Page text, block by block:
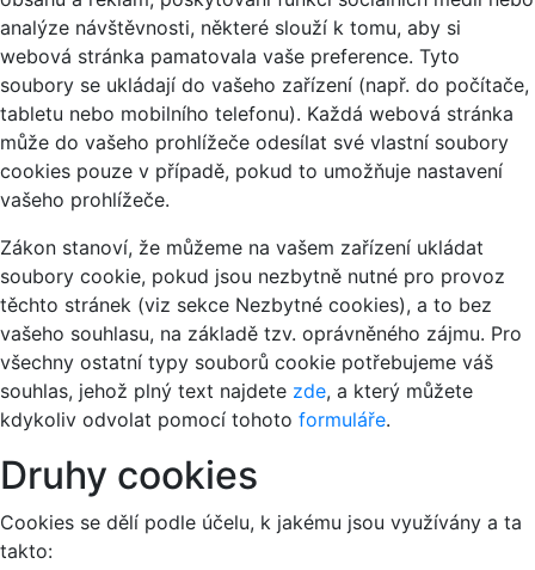
analýze návštěvnosti, některé slouží k tomu, aby si
webová stránka pamatovala vaše preference. Tyto
soubory se ukládají do vašeho zařízení (např. do počítače,
tabletu nebo mobilního telefonu). Každá webová stránka
může do vašeho prohlížeče odesílat své vlastní soubory
cookies pouze v případě, pokud to umožňuje nastavení
vašeho prohlížeče.
Zákon stanoví, že můžeme na vašem zařízení ukládat
soubory cookie, pokud jsou nezbytně nutné pro provoz
těchto stránek (viz sekce Nezbytné cookies), a to bez
vašeho souhlasu, na základě tzv. oprávněného zájmu. Pro
všechny ostatní typy souborů cookie potřebujeme váš
souhlas, jehož plný text najdete zde, a který můžete
kdykoliv odvolat pomocí tohoto formuláře.
Druhy cookies
Cookies se dělí podle účelu, k jakému jsou využívány a ta
takto: